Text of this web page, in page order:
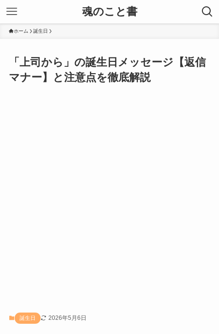
魂のこと書
ホーム 誕生日
「上司から」の誕生日メッセージ【返信
マナー】と注意点を徹底解説
誕生日 2026年5月6日